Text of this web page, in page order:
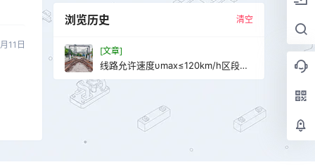
11日
浏览历史 清空
[文章]
线路允许速度υmax≤120km/h区段钢
轨轨端或顶面上掉块轻伤及重伤判定
标准分别是什么？